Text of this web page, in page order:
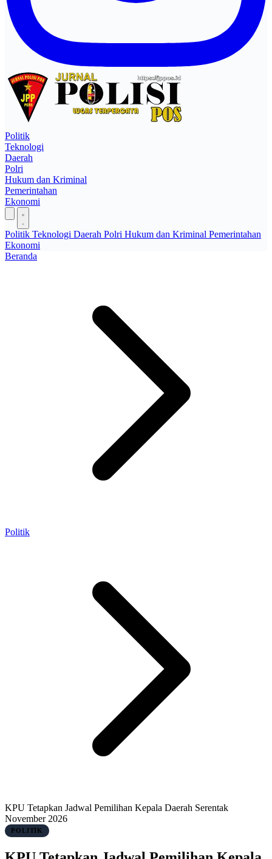
Politik
Teknologi
Daerah
Polri
Hukum dan Kriminal
Pemerintahan
Ekonomi
Politik Teknologi Daerah Polri Hukum dan Kriminal Pemerintahan
Ekonomi
Beranda
Politik
KPU Tetapkan Jadwal Pemilihan Kepala Daerah Serentak
November 2026
POLITIK